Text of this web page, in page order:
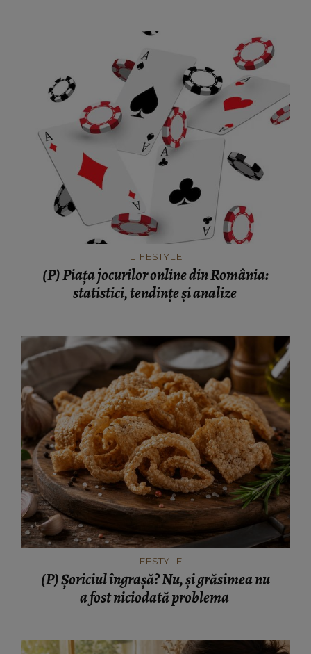
LIFESTYLE
(P) Piața jocurilor online din România:
statistici, tendințe și analize
LIFESTYLE
(P) Șoriciul îngrașă? Nu, și grăsimea nu
a fost niciodată problema